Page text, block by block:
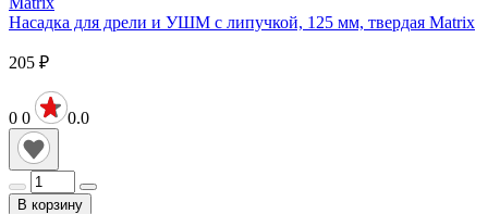
Насадка для дрели и УШМ с липучкой, 125 мм, твердая Matrix
205 ₽
0 0 0.0
В корзину